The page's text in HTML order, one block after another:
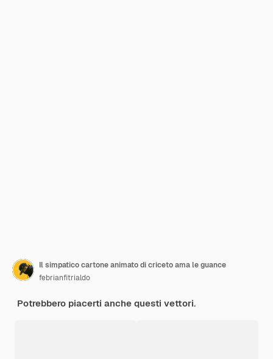
Il simpatico cartone animato di criceto ama le guance
febrianfitrialdo
Potrebbero piacerti anche questi vettori.